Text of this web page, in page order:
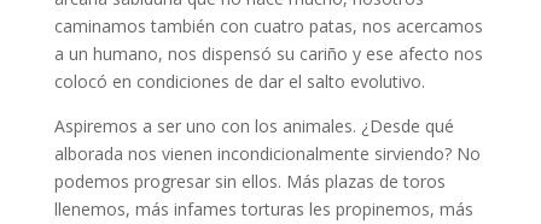
caminamos también con cuatro patas, nos acercamos
a un humano, nos dispensó su cariño y ese afecto nos
colocó en condiciones de dar el salto evolutivo.
Aspiremos a ser uno con los animales. ¿Desde qué
alborada nos vienen incondicionalmente sirviendo? No
podemos progresar sin ellos. Más plazas de toros
llenemos, más infames torturas les propinemos, más